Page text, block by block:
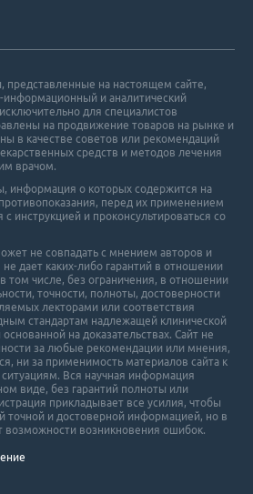
на настоящем сайте,
информационный и аналитический
для специалистов
на продвижение товаров на рынке и
в качестве советов или рекомендаций
средств и методов лечения
врачом.
информация о которых содержится на
перед их применением
инструкцией и проконсультироваться со
не совпадать с мнением авторов и
дает каких-либо гарантий в отношении
том числе, без ограничения, в отношении
точности, полноты, достоверности
лекторами или соответствия
стандартам надлежащей клинической
на доказательствах. Сайт не
за любые рекомендации или мнения,
ни за применимость материалов сайта к
Вся научная информация
виде, без гарантий полноты или
прикладывает все усилия, чтобы
точной и достоверной информацией, но в
возможности возникновения ошибок.